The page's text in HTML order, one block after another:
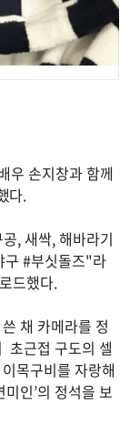
우 손지창과 함께
다.
, 새싹, 해바라기
구 #부싯돌즈"라
드했다.
채 카메라를 정
초근접 구도의 셀
목구비를 자랑해
인’의 정석을 보